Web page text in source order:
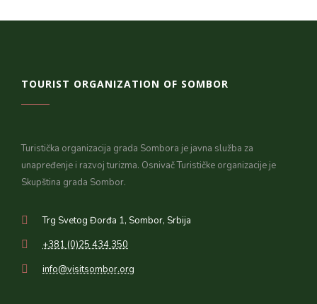
TOURIST ORGANIZATION OF SOMBOR
Turistička organizacija grada Sombora je javna služba za
unapređenje i razvoj turizma. Osnivač Turističke organizacije je
Skupština grada Sombor.
Trg Svetog Đorđa 1, Sombor, Srbija
+381 (0)25 434 350
info@visitsombor.org